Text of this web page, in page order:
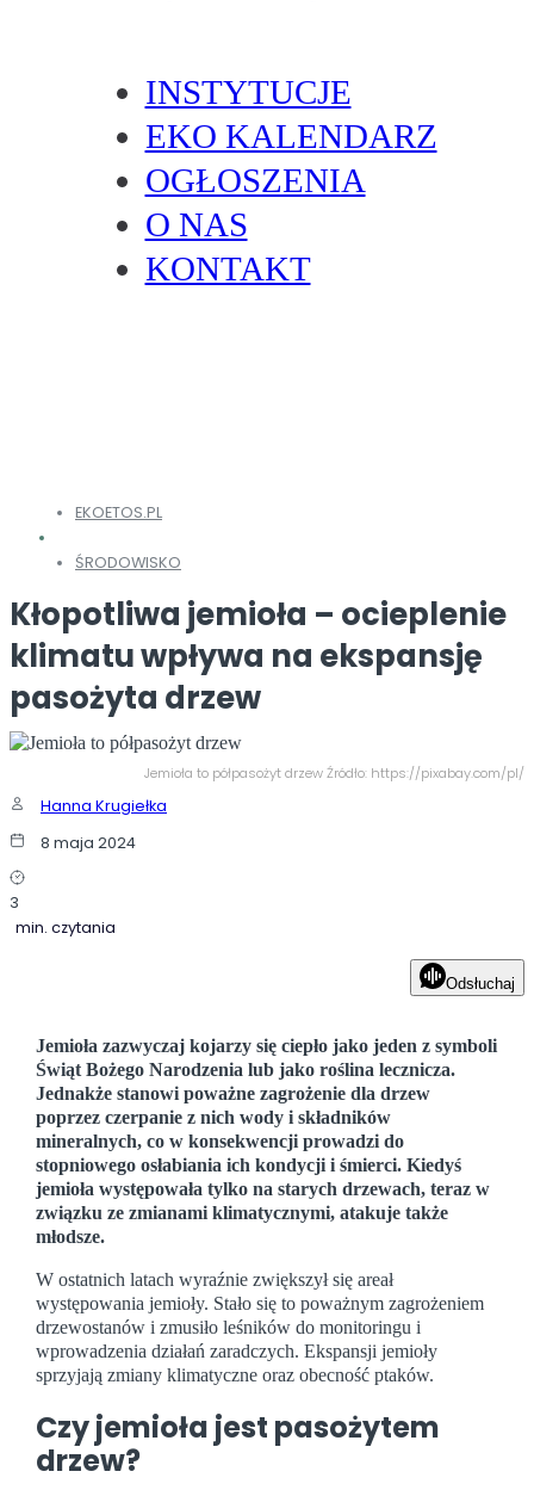
INSTYTUCJE
EKO KALENDARZ
OGŁOSZENIA
O NAS
KONTAKT
EKOETOS.PL
ŚRODOWISKO
Kłopotliwa jemioła – ocieplenie
klimatu wpływa na ekspansję
pasożyta drzew
Jemioła to półpasożyt drzew Źródło: https://pixabay.com/pl/
Hanna Krugiełka
8 maja 2024
3
min. czytania
Odsłuchaj
Jemioła zazwyczaj kojarzy się ciepło jako jeden z symboli
Świąt Bożego Narodzenia lub jako roślina lecznicza.
Jednakże stanowi poważne zagrożenie dla drzew
poprzez czerpanie z nich wody i składników
mineralnych, co w konsekwencji prowadzi do
stopniowego osłabiania ich kondycji i śmierci. Kiedyś
jemioła występowała tylko na starych drzewach, teraz w
związku ze zmianami klimatycznymi, atakuje także
młodsze.
W ostatnich latach wyraźnie zwiększył się areał
występowania jemioły. Stało się to poważnym zagrożeniem
drzewostanów i zmusiło leśników do monitoringu i
wprowadzenia działań zaradczych. Ekspansji jemioły
sprzyjają zmiany klimatyczne oraz obecność ptaków.
Czy jemioła jest pasożytem
drzew?